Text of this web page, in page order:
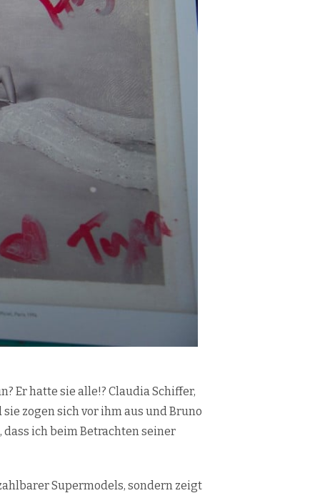
Er hatte sie alle!? Claudia Schiffer,
zogen sich vor ihm aus und Bruno
ich beim Betrachten seiner
Supermodels, sondern zeigt